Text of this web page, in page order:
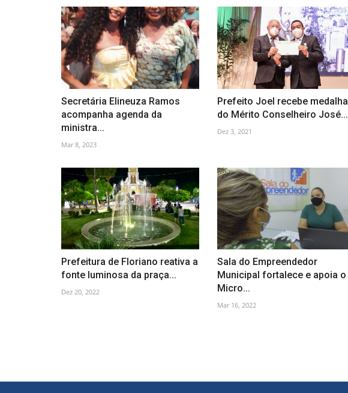
Secretária Elineuza Ramos
acompanha agenda da
ministra...
Mar 8, 2023
Prefeito Joel recebe medalha
do Mérito Conselheiro José...
Dez 3, 2021
Prefeitura de Floriano reativa a
fonte luminosa da praça...
Dez 20, 2022
Sala do Empreendedor
Municipal fortalece e apoia o
Micro...
Mar 16, 2022